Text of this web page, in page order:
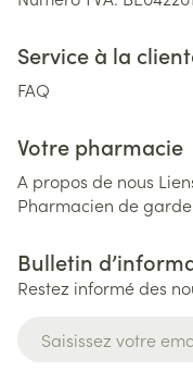
Service à la
FAQ
Votre pharmacie
A propos de nous
Pharmacien de garde
Bulletin
Restez informé des